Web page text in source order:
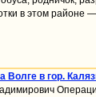
в этом районе
Волге в гор.